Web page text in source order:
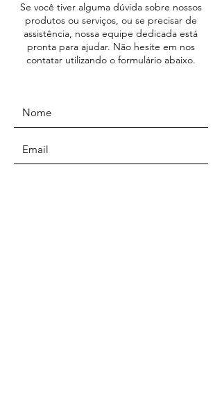
Se você tiver alguma dúvida sobre nossos
produtos ou serviços, ou se precisar de
assistência, nossa equipe dedicada está
pronta para ajudar. Não hesite em nos
contatar utilizando o formulário abaixo.